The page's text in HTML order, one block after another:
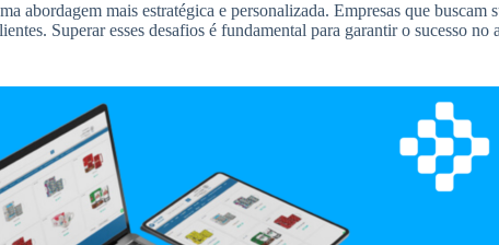
mais estratégica e personalizada. Empresas que buscam
Superar esses desafios é fundamental para garantir o sucesso no